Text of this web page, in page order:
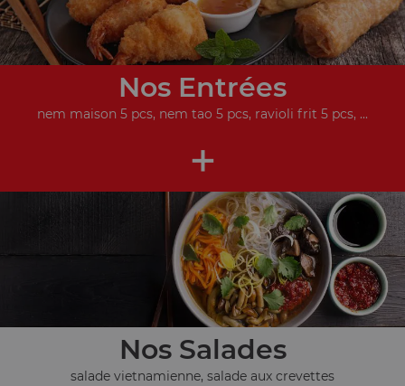
Nos Entrées
nem maison 5 pcs, nem tao 5 pcs, ravioli frit 5 pcs, ...
+
Nos Salades
salade vietnamienne, salade aux crevettes